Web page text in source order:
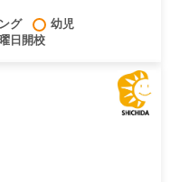
グ
幼児
日開校